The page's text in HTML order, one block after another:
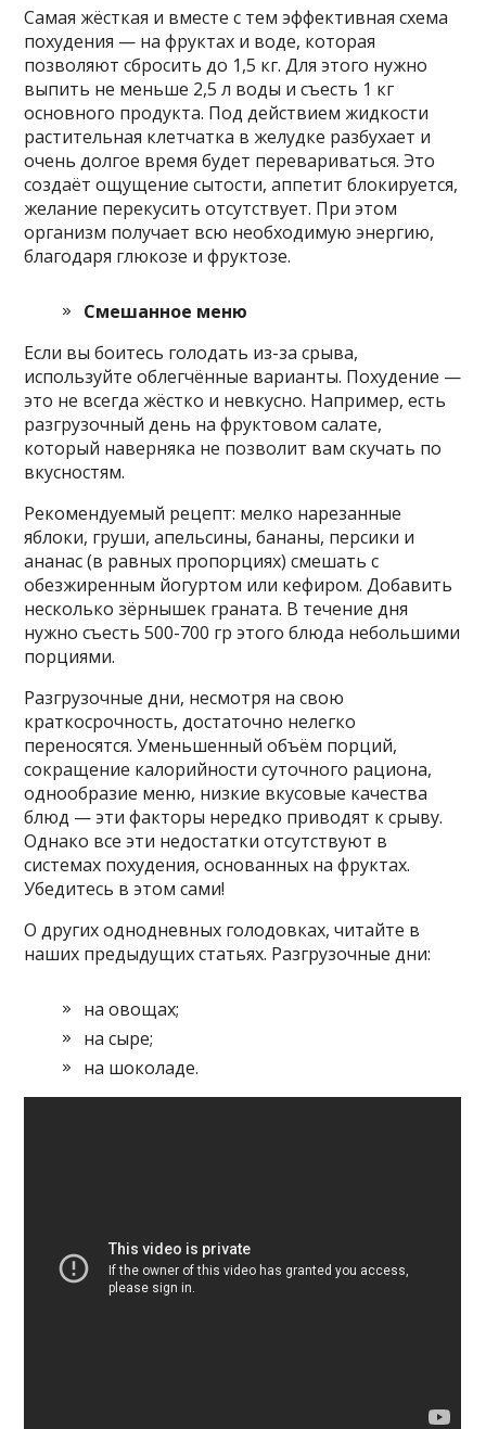
Самая жёсткая и вместе с тем эффективная схема
похудения — на фруктах и воде, которая
позволяют сбросить до 1,5 кг. Для этого нужно
выпить не меньше 2,5 л воды и съесть 1 кг
основного продукта. Под действием жидкости
растительная клетчатка в желудке разбухает и
очень долгое время будет перевариваться. Это
создаёт ощущение сытости, аппетит блокируется,
желание перекусить отсутствует. При этом
организм получает всю необходимую энергию,
благодаря глюкозе и фруктозе.
Смешанное меню
Если вы боитесь голодать из-за срыва,
используйте облегчённые варианты. Похудение —
это не всегда жёстко и невкусно. Например, есть
разгрузочный день на фруктовом салате,
который наверняка не позволит вам скучать по
вкусностям.
Рекомендуемый рецепт: мелко нарезанные
яблоки, груши, апельсины, бананы, персики и
ананас (в равных пропорциях) смешать с
обезжиренным йогуртом или кефиром. Добавить
несколько зёрнышек граната. В течение дня
нужно съесть 500-700 гр этого блюда небольшими
порциями.
Разгрузочные дни, несмотря на свою
краткосрочность, достаточно нелегко
переносятся. Уменьшенный объём порций,
сокращение калорийности суточного рациона,
однообразие меню, низкие вкусовые качества
блюд — эти факторы нередко приводят к срыву.
Однако все эти недостатки отсутствуют в
системах похудения, основанных на фруктах.
Убедитесь в этом сами!
О других однодневных голодовках, читайте в
наших предыдущих статьях. Разгрузочные дни:
на овощах;
на сыре;
на шоколаде.